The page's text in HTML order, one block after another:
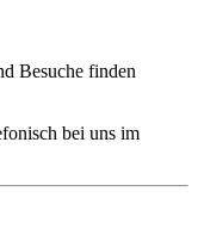
Besuche finden
bei uns im